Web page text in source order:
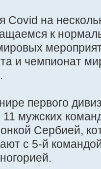
Covid на
к
и чемпионат
первого
мужских
Сербией,
с 5-й